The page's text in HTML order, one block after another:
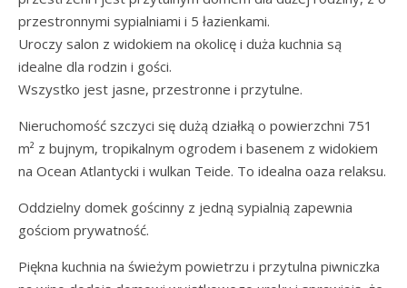
przestronnymi sypialniami i 5 łazienkami.
Uroczy salon z widokiem na okolicę i duża kuchnia są
idealne dla rodzin i gości.
Wszystko jest jasne, przestronne i przytulne.
Nieruchomość szczyci się dużą działką o powierzchni 751
m² z bujnym, tropikalnym ogrodem i basenem z widokiem
na Ocean Atlantycki i wulkan Teide. To idealna oaza relaksu.
Oddzielny domek gościnny z jedną sypialnią zapewnia
gościom prywatność.
Piękna kuchnia na świeżym powietrzu i przytulna piwniczka